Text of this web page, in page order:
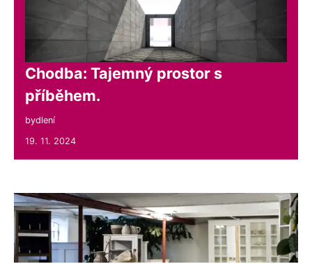
Chodba: Tajemný prostor s
příběhem.
bydlení
19. 11. 2024